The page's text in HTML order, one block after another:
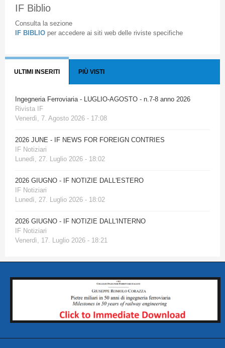
IF Biblio
Consulta la sezione
IF BIBLIO per accedere ai siti web delle riviste specifiche
ULTIMI INSERITI PIÙ VISTI
Ingegneria Ferroviaria - LUGLIO-AGOSTO - n.7-8 anno 2026
Rivista IF
Venerdì, 7. Agosto 2026 - 17:08
2026 JUNE - IF NEWS FOR FOREIGN CONTRIES
IF Notiziari
Lunedì, 27. Luglio 2026 - 18:02
2026 GIUGNO - IF NOTIZIE DALL'ESTERO
IF Notiziari
Lunedì, 27. Luglio 2026 - 18:02
2026 GIUGNO - IF NOTIZIE DALL'INTERNO
IF Notiziari
Venerdì, 17. Luglio 2026 - 18:21